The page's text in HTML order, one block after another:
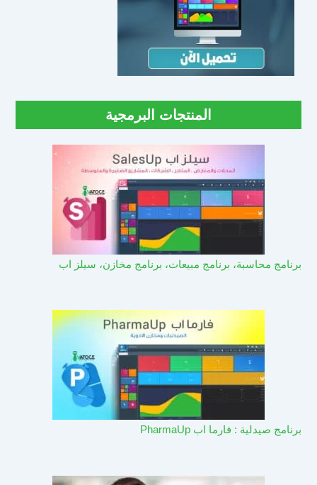
المنتجات البرمجية
برنامج محاسبة، برنامج مبيعات، برنامج مخازن، سيلز اب
برنامج صيدلية : فارما اب PharmaUp​